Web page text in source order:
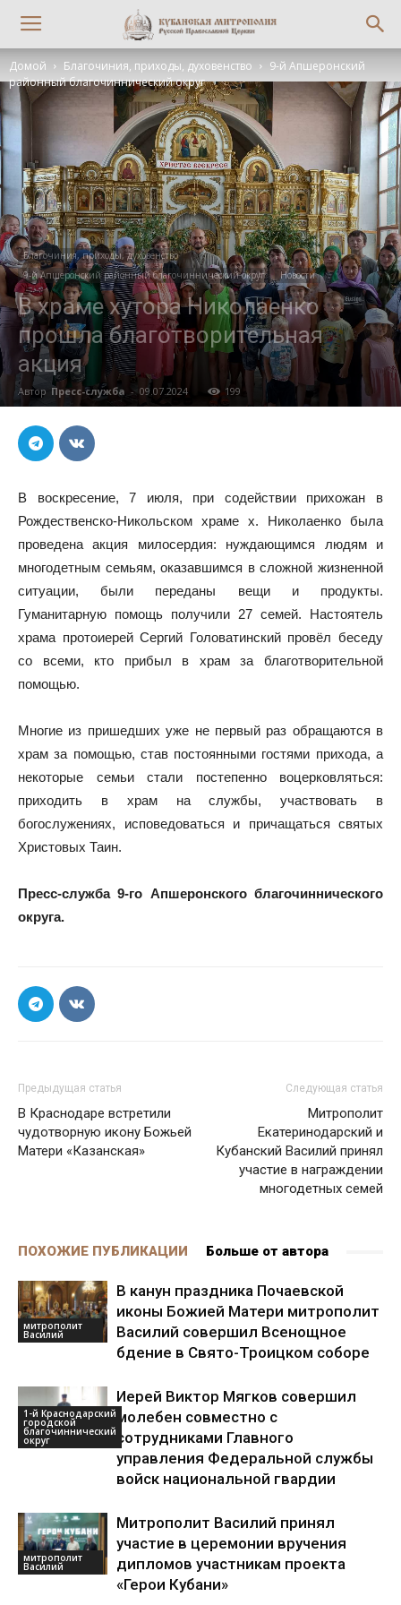
Домой Благочиния, приходы, духовенство
9-й Апшеронский
районный благочиннический округ
Благочиния, приходы, духовенство
9-й Апшеронский районный благочиннический округ
Новости
В храме хутора Николаенко
прошла благотворительная
акция
Автор Пресс-служба - 09.07.2024 199
В воскресение, 7 июля, при содействии прихожан в
Рождественско-Никольском храме х. Николаенко была
проведена акция милосердия: нуждающимся людям и
многодетным семьям, оказавшимся в сложной жизненной
ситуации, были переданы вещи и продукты.
Гуманитарную помощь получили 27 семей. Настоятель
храма протоиерей Сергий Головатинский провёл беседу
со всеми, кто прибыл в храм за благотворительной
помощью.
Многие из пришедших уже не первый раз обращаются в
храм за помощью, став постоянными гостями прихода, а
некоторые семьи стали постепенно воцерковляться:
приходить в храм на службы, участвовать в
богослужениях, исповедоваться и причащаться святых
Христовых Таин.
Пресс-служба 9-го Апшеронского благочиннического
округа.
Предыдущая статья
В Краснодаре встретили
чудотворную икону Божьей
Матери «Казанская»
Следующая статья
Митрополит
Екатеринодарский и
Кубанский Василий принял
участие в награждении
многодетных семей
ПОХОЖИЕ ПУБЛИКАЦИИ Больше от автора
митрополит
Василий
В канун праздника Почаевской
иконы Божией Матери митрополит
Василий совершил Всенощное
бдение в Свято-Троицком соборе
1-й Краснодарский
городской
благочиннический
округ
Иерей Виктор Мягков совершил
молебен совместно с
сотрудниками Главного
управления Федеральной службы
войск национальной гвардии
митрополит
Василий
Митрополит Василий принял
участие в церемонии вручения
дипломов участникам проекта
«Герои Кубани»